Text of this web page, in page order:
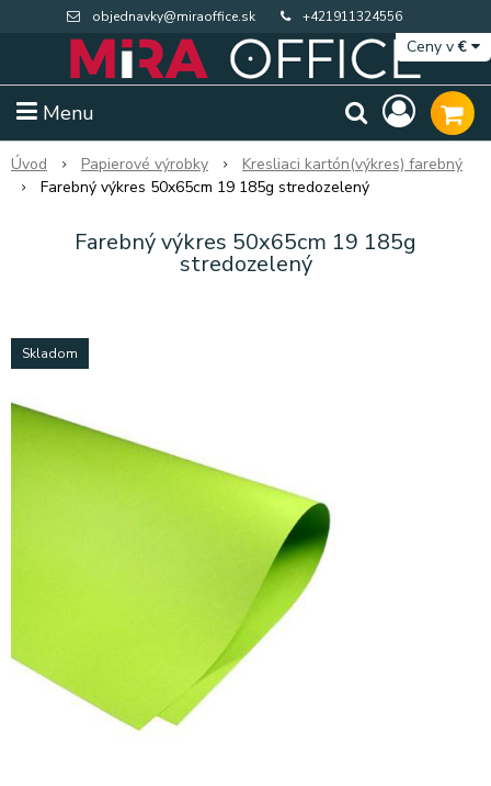
objednavky@miraoffice.sk +421911324556
Menu
Ceny v€
Extra výpredaj zásob
Úvod Papierové výrobky
Kresliaci kartón(výkres) farebný
Farebný výkres 50x65cm 19 185g stredozelený
Farebný výkres 50x65cm 19 185g
stredozelený
Skladom